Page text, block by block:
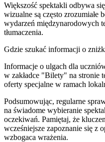
Większość spektakli odbywa
wizualne są często zrozumiałe
wydarzeń międzynarodowych
tłumaczenia.
Gdzie szukać informacji o
Informacje o ulgach dla
w zakładce "Bilety" na stronie
oferty specjalne w ramach
Podsumowując, regularne
na świadome wybieranie
oczekiwań. Pamiętaj, że
wcześniejsze zapoznanie się z
wzbogaca wrażenia.